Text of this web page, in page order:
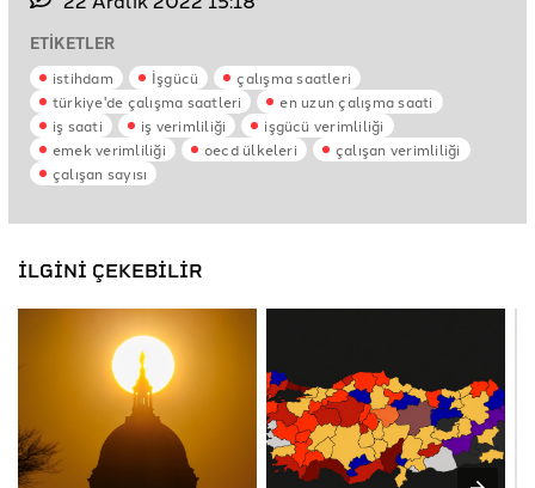
ETİKETLER
istihdam İşgücü
çalışma saatleri
türkiye'de çalışma saatleri
en uzun çalışma saati
iş saati
iş verimliliği
işgücü verimliliği
emek verimliliği
oecd ülkeleri
çalışan verimliliği
çalışan sayısı
İLGİNİ ÇEKEBİLİR